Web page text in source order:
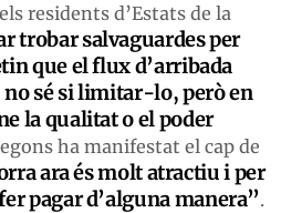
residents d’Estats de la
trobar salvaguardes per
que el flux d’arribada
no sé si limitar-lo, però en
la qualitat o el poder
ha manifestat el cap de
ara és molt atractiu i per
pagar d’alguna manera”.